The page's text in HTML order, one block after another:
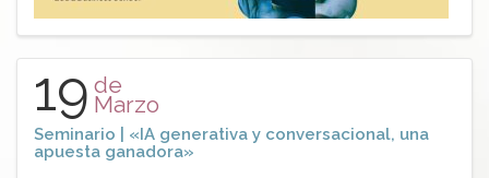
19 de
Marzo
Seminario | «IA generativa y conversacional, una
apuesta ganadora»